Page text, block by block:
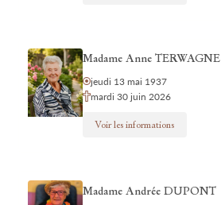
Madame Anne TERWAGNE
jeudi 13 mai 1937
mardi 30 juin 2026
Voir les informations
Madame Andrée DUPONT